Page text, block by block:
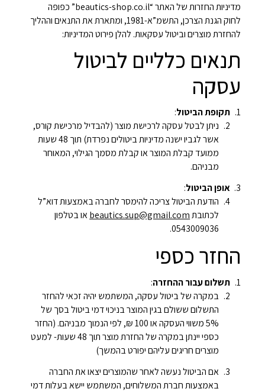
מדיניות החזרות של האתר “beautics-shop.co.il” כפופה
לחוק הגנת הצרכן, התשמ”א-1981, ומתארת את התנאים וההליך
להחזרת מוצרים וביטול עסקאות. להלן פירוט המדיניות:
תנאים כלליים לביטול
עסקה
תקופת הביטול:
ניתן לבטל עסקה לרכישת מוצר (להבדיל מרכישת קורס,
אשר לגביו ישנה מדיניות ביטולים נפרדת) תוך 48 שעות
ממועד קבלת המוצר או קבלת מסמך הגילוי, המאוחר
מבניהם.
אופן הביטול:
הודעת הביטול צריכה להימסר לחברה באמצעות דוא”ל
לכתובתbeautics.sup@gmail.comאו בטלפון
0543009036.
החזר כספי
תשלום עבור ההחזרה:
במקרה של ביטול עסקה, המשתמש יהיה זכאי להחזר
התשלום ששולם בגין המוצר בניכוי דמי ביטול בסך של
5% משווי העסקה או 100 ₪, לפי הנמוך מבניהם. (החזר
כספי יינתן במקרה של החזרת מוצר תוך 48 שעות- למעט
מוצרים חריגים עליהם יפורט בהמשך)
אם הביטול נעשה לאחר שהמוצרים יצאו את החברה
באמצעות חברת המשלוחים, המשתמש יישא בעלות דמי